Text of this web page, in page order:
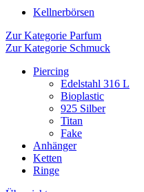
Kellnerbörsen
Zur Kategorie Parfum
Zur Kategorie Schmuck
Piercing
Edelstahl 316 L
Bioplastic
925 Silber
Titan
Fake
Anhänger
Ketten
Ringe